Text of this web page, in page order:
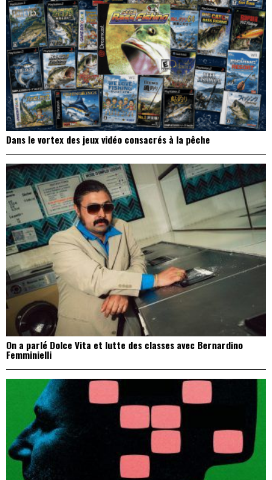
Dans le vortex des jeux vidéo consacrés à la pêche
On a parlé Dolce Vita et lutte des classes avec Bernardino
Femminielli